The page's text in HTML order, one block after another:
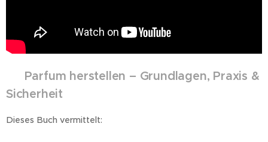
Parfum herstellen – Grundlagen, Praxis &
Sicherheit
Dieses Buch vermittelt: